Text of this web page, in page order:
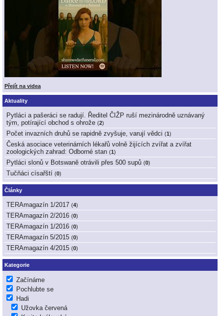
Přejít na videa
Aktuality
Pytláci a pašeráci se radují. Ředitel ČIŽP ruší mezinárodně uznávaný
tým, potírající obchod s ohrože (2)
Počet invazních druhů se rapidně zvyšuje, varují vědci (1)
Česká asociace veterinárních lékařů volně žijících zvířat a zvířat
zoologických zahrad: Odborné stan (1)
Pytláci slonů v Botswaně otrávili přes 500 supů (0)
Tučňáci císařští (0)
Články
TERAmagazín 1/2017 (4)
TERAmagazín 2/2016 (0)
TERAmagazín 1/2016 (0)
TERAmagazín 5/2015 (0)
TERAmagazín 4/2015 (0)
Kategorie
Začínáme
Pochlubte se
Hadi
Užovka červená